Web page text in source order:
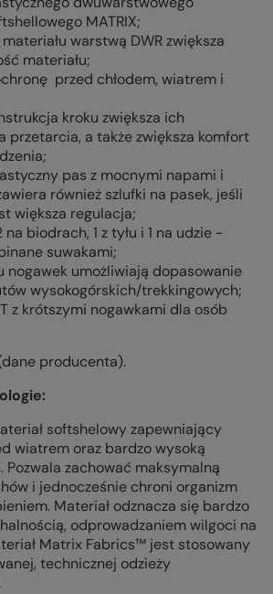
MATRIX;
warstwą DWR zwiększa
materiału;
przed chłodem, wiatrem i
kroku zwiększa ich
przetarcia, a także zwiększa komfort
pas z mocnymi napami i
również szlufki na pasek, jeśli
większa regulacja;
biodrach, 1 z tyłu i 1 na udzie -
suwakami;
nogawek umożliwiają dopasowanie
wysokogórskich/trekkingowych;
z krótszymi nogawkami dla osób
producenta).
softshelowy zapewniający
wiatrem oraz bardzo wysoką
Pozwala zachować maksymalną
i jednocześnie chroni organizm
Materiał odznacza się bardzo
odprowadzaniem wilgoci na
Matrix Fabrics™ jest stosowany
technicznej odzieży